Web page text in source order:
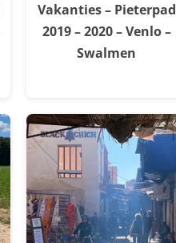
Vakanties – Pieterpad
2019 – 2020 – Venlo –
Swalmen